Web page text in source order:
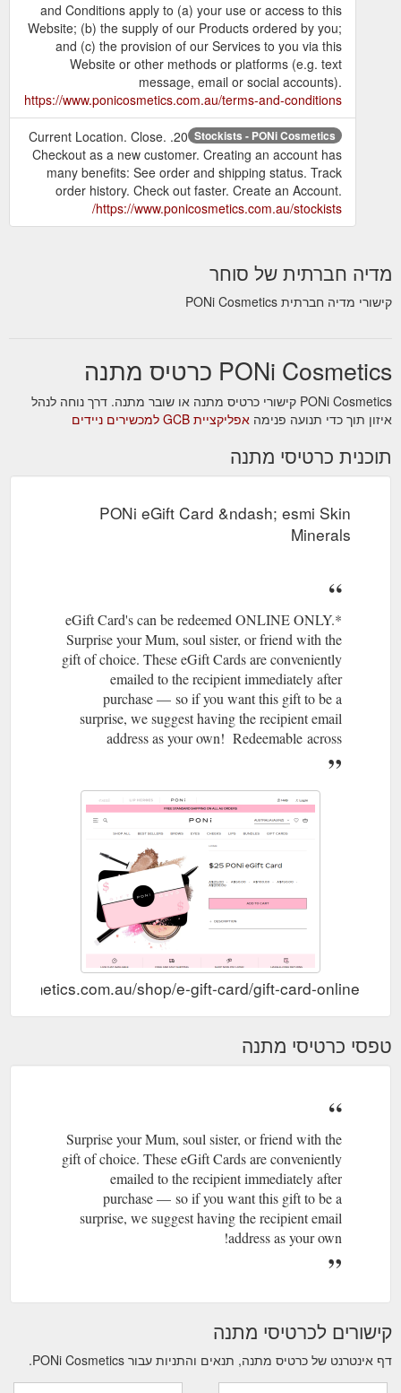
and Conditions apply to (a) your use or access to this
Website; (b) the supply of our Products ordered by you;
and (c) the provision of our Services to you via this
Website or other methods or platforms (e.g. text
message, email or social accounts).
https://www.ponicosmetics.com.au/terms-and-conditions
Stockists - PONi Cosmetics
20. Current Location. Close.
Checkout as a new customer. Creating an account has
many benefits: See order and shipping status. Track
order history. Check out faster. Create an Account.
https://www.ponicosmetics.com.au/stockists/
מדיה חברתית של סוחר
קישורי מדיה חברתית PONi Cosmetics
PONi Cosmetics כרטיס מתנה
PONi Cosmetics קישורי כרטיס מתנה או שובר מתנה. דרך נוחה לנהל
איזון תוך כדי תנועה פנימה אפליקציית GCB למכשירים ניידים
תוכנית כרטיסי מתנה
PONi eGift Card &ndash; esmi Skin
Minerals
*eGift Card's can be redeemed ONLINE ONLY.
Surprise your Mum, soul sister, or friend with the
gift of choice. These eGift Cards are conveniently
emailed to the recipient immediately after
purchase — so if you want this gift to be a
surprise, we suggest having the recipient email
address as your own! Redeemable across
shop/e-gift-card/gift-card-online
טפסי כרטיסי מתנה
Surprise your Mum, soul sister, or friend with the
gift of choice. These eGift Cards are conveniently
emailed to the recipient immediately after
purchase — so if you want this gift to be a
surprise, we suggest having the recipient email
address as your own!
קישורים לכרטיסי מתנה
דף אינטרנט של כרטיס מתנה, תנאים והתניות עבור PONi Cosmetics.